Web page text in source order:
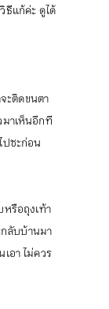
แก้ค่ะ ดูได้
ะติดขนตา
าเห็นอีกที
ซะก่อน
หรือถุงเท้า
กลับบ้านมา
อา ไม่ควร